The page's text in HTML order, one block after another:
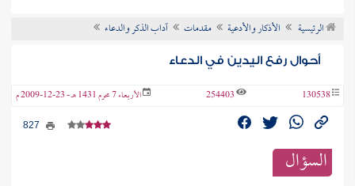
الفتوى
الرئيسية الأذكار والأدعية مقدمات آداب الذكر والدعاء
أحوال رفع اليدين في الدعاء
130538
254403 الأربعاء 7 محرم 1431 هـ - 23-12-2009 م
السؤال